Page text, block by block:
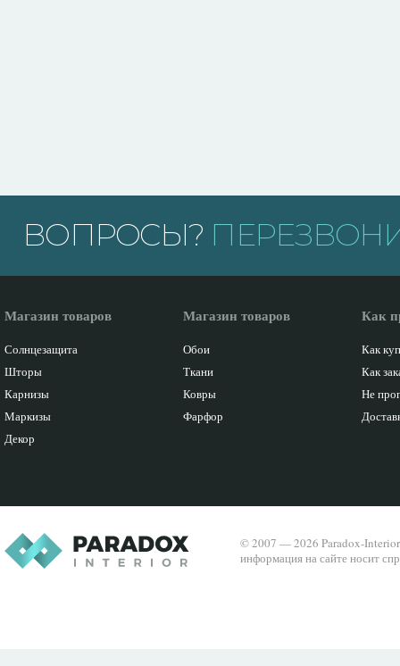
ВОПРОСЫ?
Магазин товаров
Солнцезащита
Шторы
Карнизы
Маркизы
Декор
Магазин товаров
Обои
Ткани
Ковры
Фарфор
Как
Как
Как
Не
© 2007 — 2026 Paradox-
информация на сайте носит